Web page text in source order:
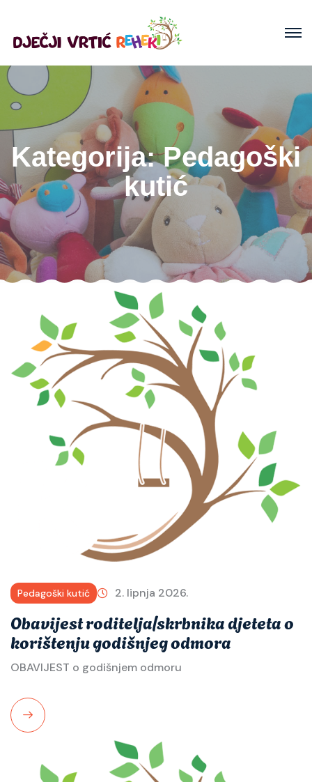
Kategorija:Pedagoški
kutić
Pedagoški kutić 2. lipnja 2026.
Obavijest roditelja/skrbnika djeteta o
korištenju godišnjeg odmora
OBAVIJEST o godišnjem odmoru
Read